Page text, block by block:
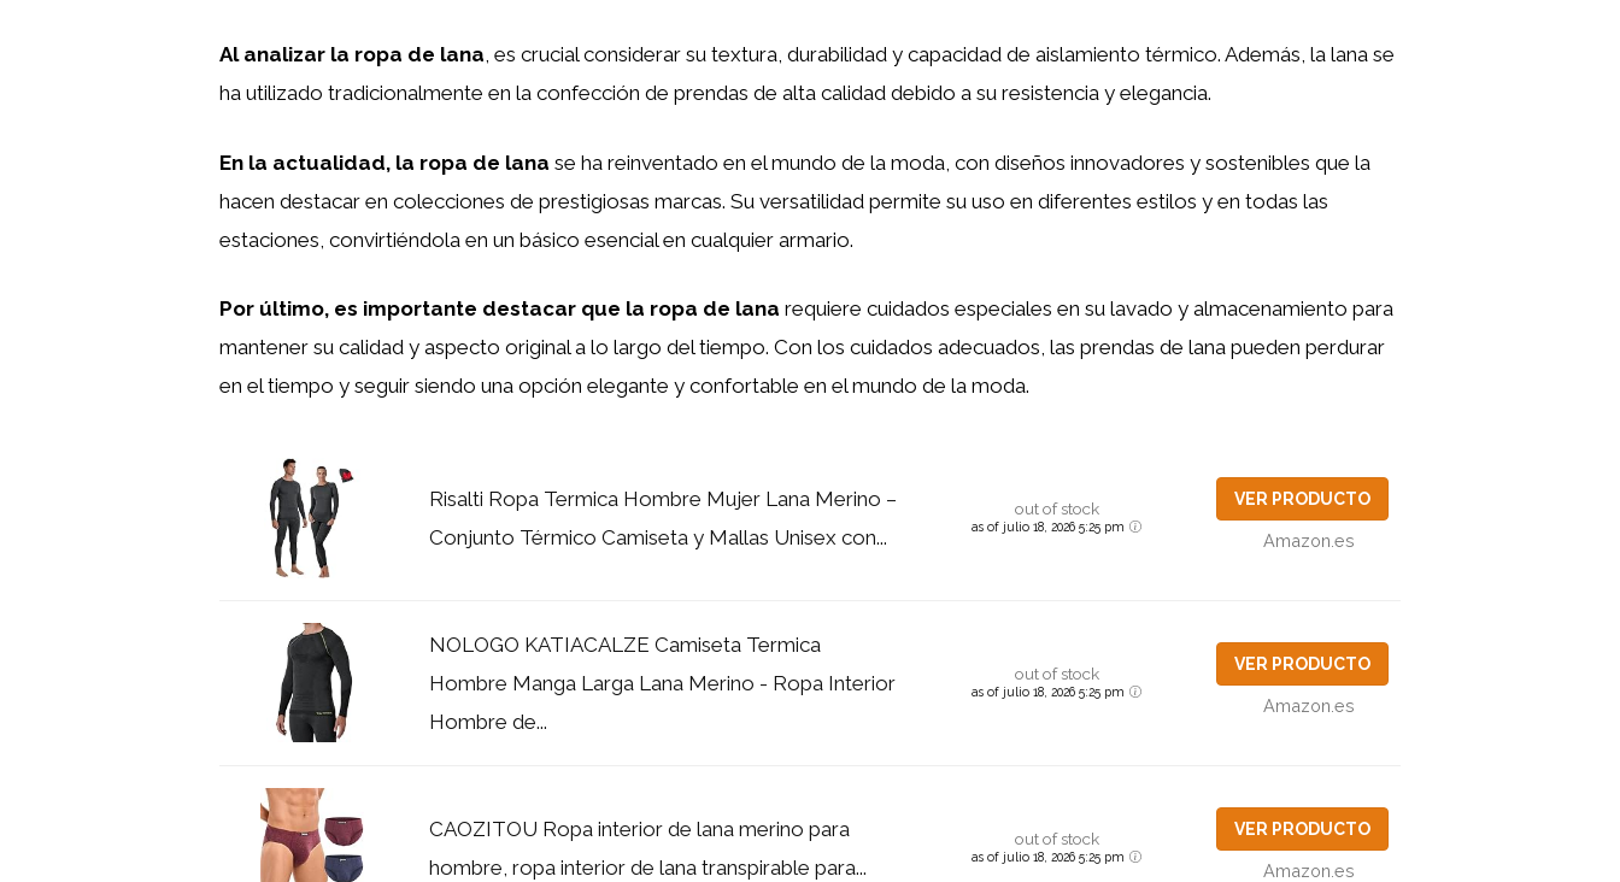
Al analizar la ropa de lana, es crucial considerar su textura, durabilidad y capacidad de aislamiento térmico. Además, la lana se
ha utilizado tradicionalmente en la confección de prendas de alta calidad debido a su resistencia y elegancia.
En la actualidad, la ropa de lana se ha reinventado en el mundo de la moda, con diseños innovadores y sostenibles que la
hacen destacar en colecciones de prestigiosas marcas. Su versatilidad permite su uso en diferentes estilos y en todas las
estaciones, convirtiéndola en un básico esencial en cualquier armario.
Por último, es importante destacar que la ropa de lana requiere cuidados especiales en su lavado y almacenamiento para
mantener su calidad y aspecto original a lo largo del tiempo. Con los cuidados adecuados, las prendas de lana pueden perdurar
en el tiempo y seguir siendo una opción elegante y confortable en el mundo de la moda.
Risalti Ropa Termica Hombre Mujer Lana Merino –
Conjunto Térmico Camiseta y Mallas Unisex con...
out of stock
as of julio 18, 2026 5:25 pm
VER PRODUCTO
Amazon.es
NOLOGO KATIACALZE Camiseta Termica
Hombre Manga Larga Lana Merino - Ropa Interior
Hombre de...
out of stock
as of julio 18, 2026 5:25 pm
VER PRODUCTO
Amazon.es
CAOZITOU Ropa interior de lana merino para
hombre, ropa interior de lana transpirable para...
out of stock
as of julio 18, 2026 5:25 pm
VER PRODUCTO
Amazon.es